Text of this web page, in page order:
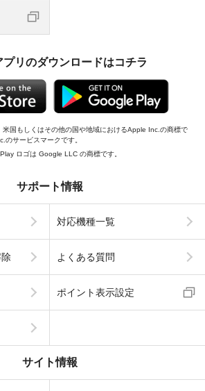
リのダウンロードはコチラ
国もしくはその他の国や地域におけるApple Inc.の商標で
サービスマークです。
ロゴは Google LLC の商標です。
サポート情報
対応機種一覧
よくある質問
ポイント表示設定
サイト情報